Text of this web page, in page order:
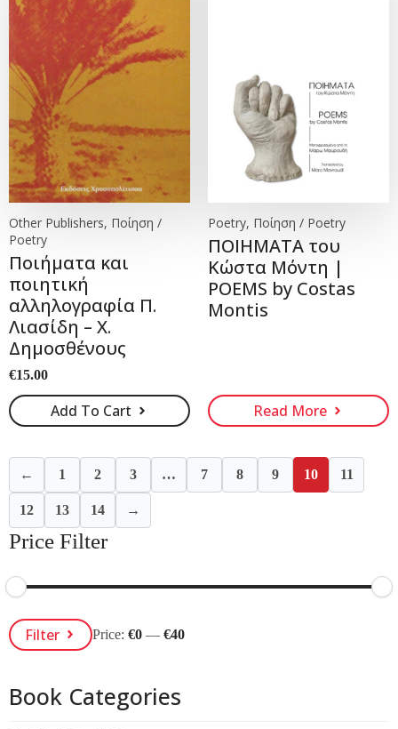
Other Publishers, Ποίηση /
Poetry
Ποιήματα και
ποιητική
αλληλογραφία Π.
Λιασίδη – Χ.
Δημοσθένους
€15.00
Add To Cart
Poetry, Ποίηση / Poetry
ΠΟΙΗΜΑΤΑ του
Κώστα Μόντη |
POEMS by Costas
Montis
Read More
← 1 2 3 … 7 8 9 10 11
12 13 14 →
Price Filter
Min
Price
Max
PriceFilter Price:€0 —€40
Book Categories